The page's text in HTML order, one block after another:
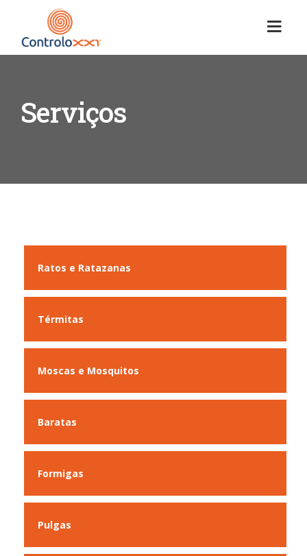
Serviços
Ratos e Ratazanas
Térmitas
Moscas e Mosquitos
Baratas
Formigas
Pulgas